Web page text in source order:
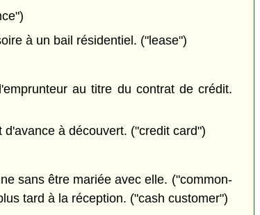
à un bail résidentiel. ("lease")
au titre du contrat de crédit.
à découvert. ("credit card")
sans être mariée avec elle. ("common-
tard à la réception. ("cash customer")